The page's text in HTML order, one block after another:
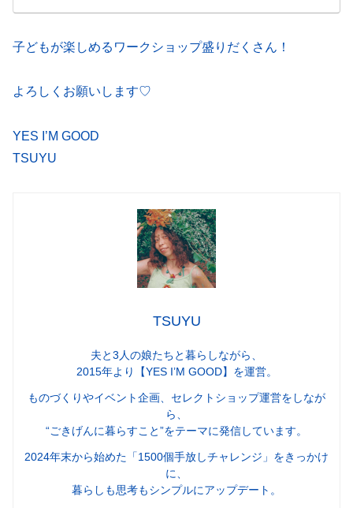
子どもが楽しめるワークショップ盛りだくさん！
よろしくお願いします♡
YES I’M GOOD
TSUYU
TSUYU
夫と3人の娘たちと暮らしながら、
2015年より【YES I’M GOOD】を運営。
ものづくりやイベント企画、セレクトショップ運営をしなが
ら、
“ごきげんに暮らすこと”をテーマに発信しています。
2024年末から始めた「1500個手放しチャレンジ」をきっかけ
に、
暮らしも思考もシンプルにアップデート。